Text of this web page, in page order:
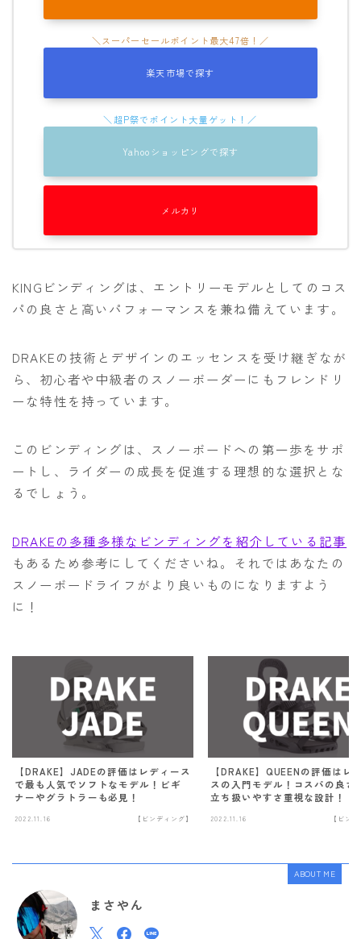
楽天市場で探す
Yahooショッピングで探す
メルカリ
KINGビンディングは、エントリーモデルとしてのコス
パの良さと高いパフォーマンスを兼ね備えています。
DRAKEの技術とデザインのエッセンスを受け継ぎなが
ら、初心者や中級者のスノーボーダーにもフレンドリ
ーな特性を持っています。
このビンディングは、スノーボードへの第一歩をサポ
ートし、ライダーの成長を促進する理想的な選択とな
るでしょう。
DRAKEの多種多様なビンディングを紹介している記事
もあるため参考にしてくださいね。それではあなたの
スノーボードライフがより良いものになりますよう
に！
【DRAKE】JADEの評価はレディース
で最も人気でソフトなモデル！ビギ
ナーやグラトラーも必見！
2022.11.16 【ビンディング】
【DRAKE】QUEENの評価はレ
スの入門モデル！コスパの良さ
立ち扱いやすさ重視な設計！
2022.11.16 【ビン
ABOUT ME
まさやん